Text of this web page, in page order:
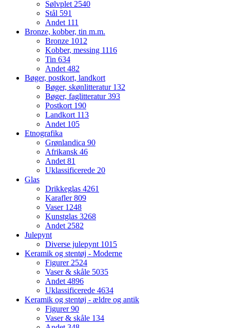
Sølvplet2540
Stål 591
Andet 111
Bronze, kobber, tin m.m.
Bronze 1012
Kobber, messing 1116
Tin 634
Andet482
Bøger, postkort, landkort
Bøger, skønlitteratur 132
Bøger, faglitteratur393
Postkort 190
Landkort 113
Andet 105
Etnografika
Grønlandica 90
Afrikansk 46
Andet81
Uklassificerede 20
Glas
Drikkeglas 4261
Karafler809
Vaser 1248
Kunstglas 3268
Andet2582
Julepynt
Diverse julepynt 1015
Keramik og stentøj - Moderne
Figurer2524
Vaser & skåle 5035
Andet4896
Uklassificerede 4634
Keramik og stentøj - ældre og antik
Figurer90
Vaser & skåle 134